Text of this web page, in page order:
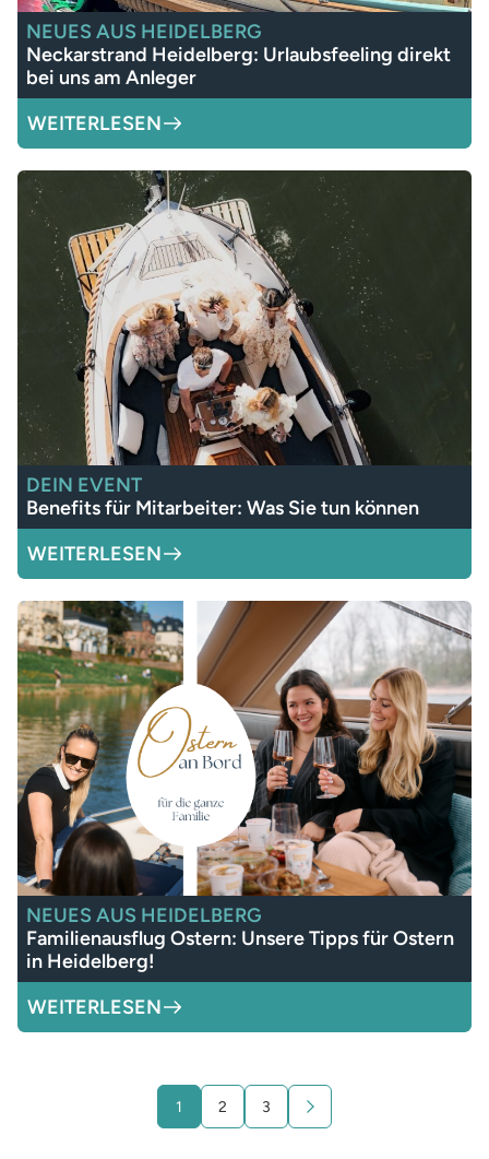
NEUES AUS HEIDELBERG
Neckarstrand Heidelberg: Urlaubsfeeling direkt
bei uns am Anleger
WEITERLESEN
DEIN EVENT
Benefits für Mitarbeiter: Was Sie tun können
WEITERLESEN
NEUES AUS HEIDELBERG
Familienausflug Ostern: Unsere Tipps für Ostern
in Heidelberg!
WEITERLESEN
1 2 3